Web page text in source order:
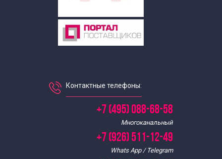
Контактные телефоны:
+7 (495) 088-68-58
Многоканальный
+7 (926) 511-12-49
Whats App / Telegram